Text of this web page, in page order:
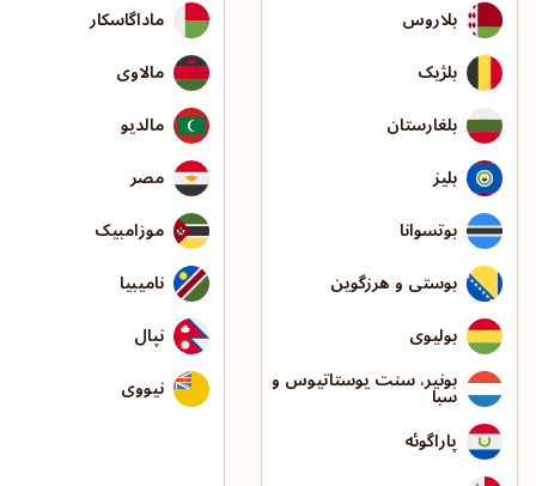
بلاروس
بلژیک
بلغارستان
بلیز
بوتسوانا
بوستی و هرزگوین
بولیوی
بونیر، سنت یوستاتیوس و
سبا
پاراگوئه
ماداگاسکار
مالاوی
مالدیو
مصر
موزامبیک
نامیبیا
نپال
نیووی